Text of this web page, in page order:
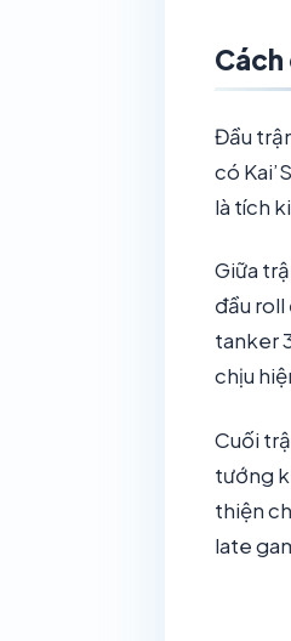
Cách
Đầu
có
là tích
Giữa
đầu roll
tanker
chịu
Cuối
tướng
thiện
late